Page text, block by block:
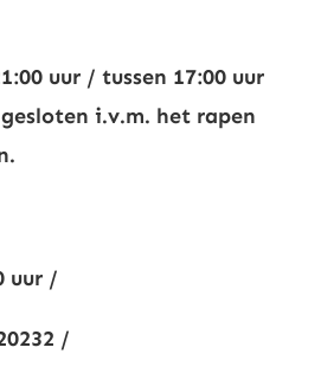
uur / tussen 17:00 uur
i.v.m. het rapen
uur /
/